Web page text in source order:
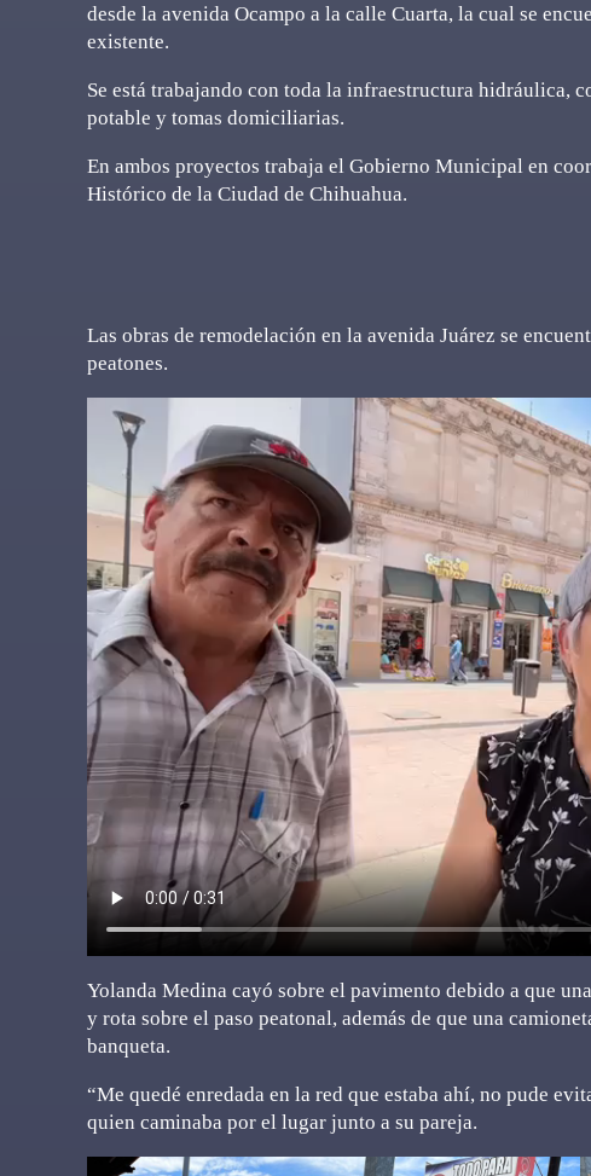
desde la avenida Ocampo a la calle Cuarta, la cual se
existente.
Se está trabajando con toda la infraestructura hidráulica,
potable y tomas domiciliarias.
En ambos proyectos trabaja el Gobierno Municipal en
Histórico de la Ciudad de Chihuahua.
Las obras de remodelación en la avenida Juárez se
peatones.
Yolanda Medina cayó sobre el pavimento debido a que
y rota sobre el paso peatonal, además de que una
banqueta.
“Me quedé enredada en la red que estaba ahí, no pude
quien caminaba por el lugar junto a su pareja.